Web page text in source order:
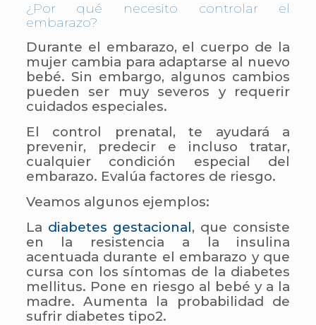
¿Por qué necesito controlar el
embarazo?
Durante el embarazo, el cuerpo de la
mujer cambia para adaptarse al nuevo
bebé. Sin embargo, algunos cambios
pueden ser muy severos y requerir
cuidados especiales.
El control prenatal, te ayudará a
prevenir, predecir e incluso tratar,
cualquier condición especial del
embarazo. Evalúa factores de riesgo.
Veamos algunos ejemplos:
La diabetes gestacional, que consiste
en la resistencia a la insulina
acentuada durante el embarazo y que
cursa con los síntomas de la diabetes
mellitus. Pone en riesgo al bebé y a la
madre. Aumenta la probabilidad de
sufrir diabetes tipo2.